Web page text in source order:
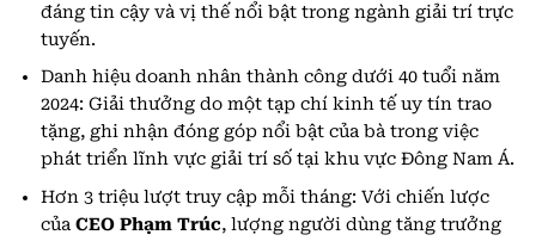
đáng tin cậy và vị thế nổi bật trong ngành giải trí trực
tuyến.
Danh hiệu doanh nhân thành công dưới 40 tuổi năm
2024: Giải thưởng do một tạp chí kinh tế uy tín trao
tặng, ghi nhận đóng góp nổi bật của bà trong việc
phát triển lĩnh vực giải trí số tại khu vực Đông Nam Á.
Hơn 3 triệu lượt truy cập mỗi tháng: Với chiến lược
của CEO Phạm Trúc, lượng người dùng tăng trưởng